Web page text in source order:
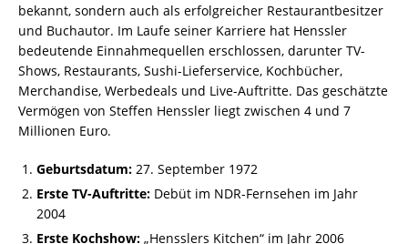
bekannt, sondern auch als erfolgreicher Restaurantbesitzer
und Buchautor. Im Laufe seiner Karriere hat Henssler
bedeutende Einnahmequellen erschlossen, darunter TV-
Shows, Restaurants, Sushi-Lieferservice, Kochbücher,
Merchandise, Werbedeals und Live-Auftritte. Das geschätzte
Vermögen von Steffen Henssler liegt zwischen 4 und 7
Millionen Euro.
Geburtsdatum: 27. September 1972
Erste TV-Auftritte: Debüt im NDR-Fernsehen im Jahr
2004
Erste Kochshow: „Hensslers Kitchen“ im Jahr 2006